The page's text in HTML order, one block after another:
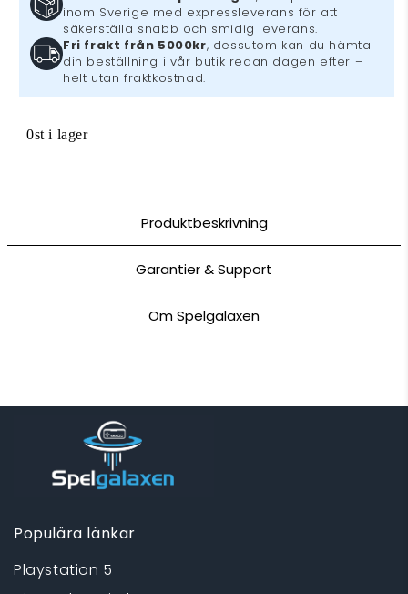
inom Sverige med expressleverans för att
säkerställa snabb och smidig leverans.
Fri frakt från 5000kr, dessutom kan du hämta
din beställning i vår butik redan dagen efter –
helt utan fraktkostnad.
0st i lager
Produktbeskrivning
Garantier & Support
Om Spelgalaxen
Populära länkar
Playstation 5